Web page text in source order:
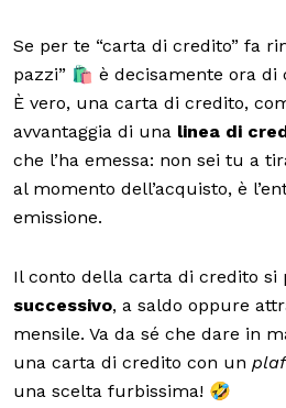
Se per te “carta di credito” fa
pazzi” 🛍️ è decisamente ora di
È vero, una carta di credito,
avvantaggia di una linea di
che l’ha emessa: non sei tu a
al momento dell’acquisto, è
emissione.
Il conto della carta di credito si
successivo, a saldo oppure
mensile. Va da sé che dare in
una carta di credito con un
una scelta furbissima! 🤣